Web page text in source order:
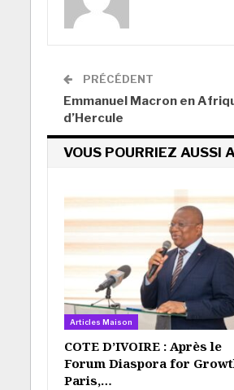
PRÉCÉDENT
Emmanuel Macron en
d’Hercule
VOUS POURRIEZ AUSSI
Articles Maison
COTE D’IVOIRE : Après le
Forum Diaspora for
Paris,…